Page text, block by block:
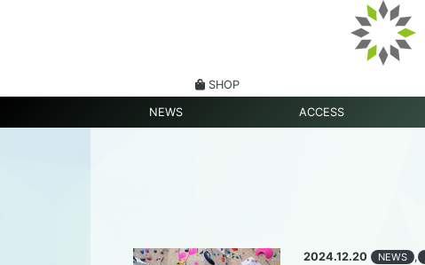
SHOP
NEWS ACCESS
2024.12.20 NEWS ,